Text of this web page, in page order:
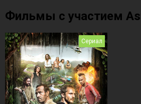
Фильмы с участием
Сериал